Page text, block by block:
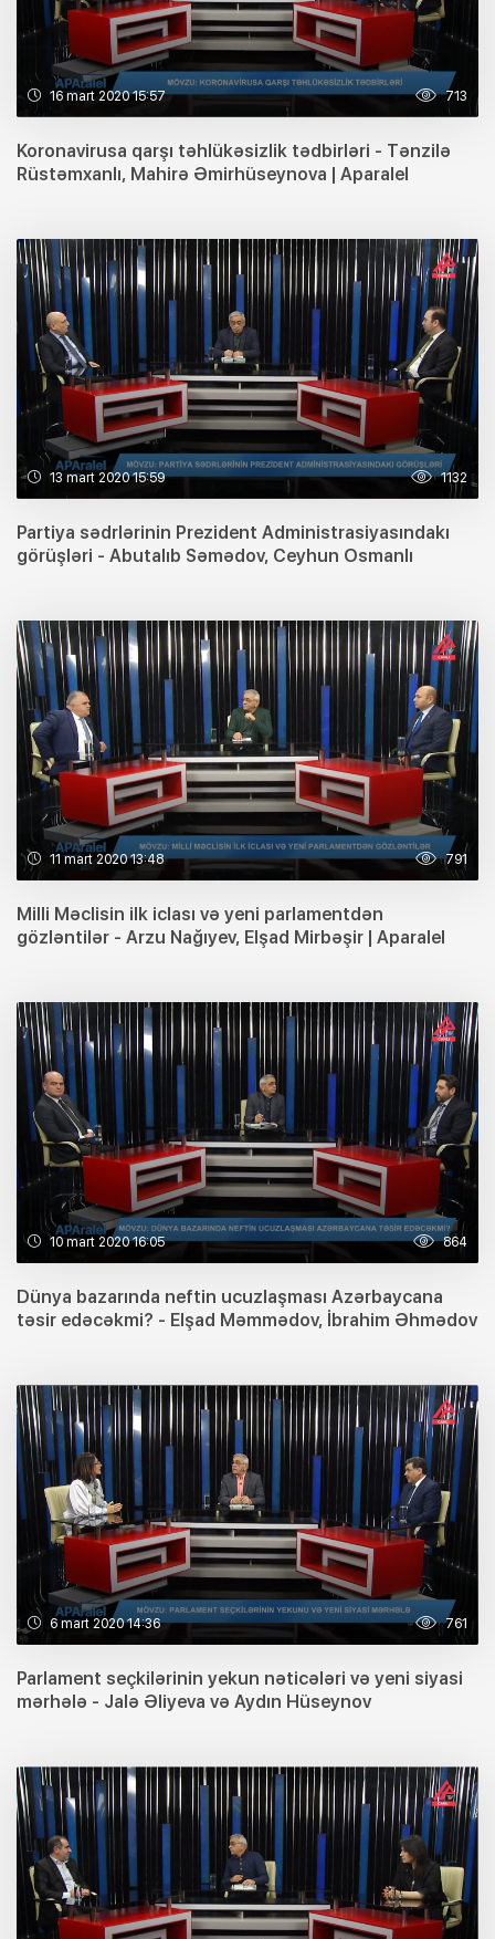
16 mart 2020 15:57 713
Koronavirusa qarşı təhlükəsizlik tədbirləri - Tənzilə
Rüstəmxanlı, Mahirə Əmirhüseynova | Aparalel
13 mart 2020 15:59 1132
Partiya sədrlərinin Prezident Administrasiyasındakı
görüşləri - Abutalıb Səmədov, Ceyhun Osmanlı
11 mart 2020 13:48 791
Milli Məclisin ilk iclası və yeni parlamentdən
gözləntilər - Arzu Nağıyev, Elşad Mirbəşir | Aparalel
10 mart 2020 16:05 864
Dünya bazarında neftin ucuzlaşması Azərbaycana
təsir edəcəkmi? - Elşad Məmmədov, İbrahim Əhmədov
6 mart 2020 14:36 761
Parlament seçkilərinin yekun nəticələri və yeni siyasi
mərhələ - Jalə Əliyeva və Aydın Hüseynov